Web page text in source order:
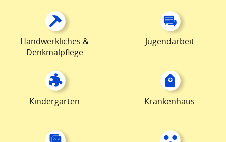
Handwerkliches &
Denkmalpflege
Jugendarbeit
Kindergarten Krankenhaus